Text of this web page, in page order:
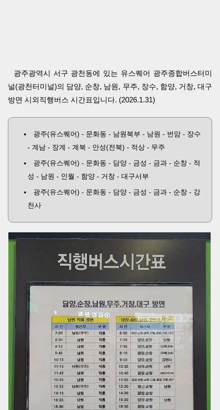
광주광역시 서구 광천동에 있는 유스퀘어 광주종합버스터미
널(광천터미널)의 담양, 순창, 남원, 무주, 장수, 함양, 거창, 대구
방면 시외직행버스 시간표입니다. (2026.1.31)
광주(유스퀘어) - 문화동 - 남원북부 - 남원 - 번암 - 장수
- 계남 - 장계 - 계북 - 안성(전북) - 적상 - 무주
광주(유스퀘어) - 문화동 - 담양 - 금성 - 금과 - 순창 - 적
성 - 남원 - 인월 - 함양 - 거창 - 대구서부
광주(유스퀘어) - 문화동 - 담양 - 금성 - 금과 - 순창 - 강
천사